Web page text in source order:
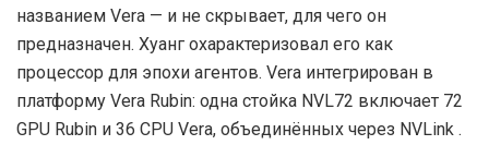
названием Vera — и не скрывает, для чего он
предназначен. Хуанг охарактеризовал его как
процессор для эпохи агентов. Vera интегрирован в
платформу Vera Rubin: одна стойка NVL72 включает 72
GPU Rubin и 36 CPU Vera, объединённых через NVLink .